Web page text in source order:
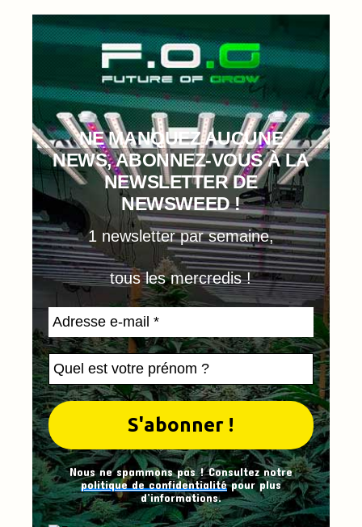
NE MANQUEZ AUCUNE
NEWS, ABONNEZ-VOUS À LA
NEWSLETTER DE
NEWSWEED !
1 newsletter par semaine,
tous les mercredis !
Nous ne spammons pas ! Consultez notre
politique de confidentialitépour plus
d’informations.